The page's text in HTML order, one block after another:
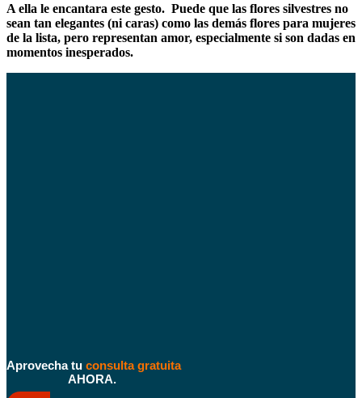
A ella le encantara este gesto. Puede que las flores silvestres no
sean tan elegantes (ni caras) como las demás flores para mujeres
de la lista, pero representan amor, especialmente si son dadas en
momentos inesperados.
Aprovecha tu consulta gratuita
AHORA.